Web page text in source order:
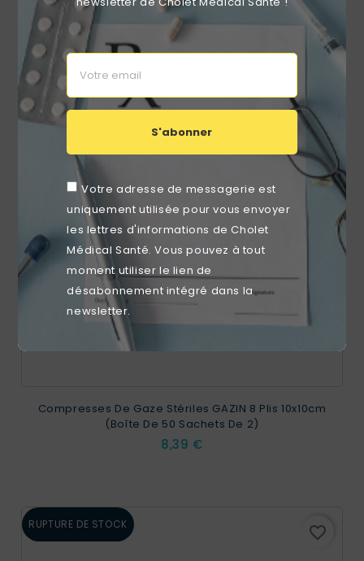
S'abonner
Votre adresse de messagerie est
uniquement utilisée pour vous envoyer
les lettres d'informations de Cholet
Médical Santé. Vous pouvez à tout
moment utiliser le lien de
désabonnement intégré dans la
newsletter.
Coton Cotopad 8x10cm (Sachet De 200)
favorite_border
Compresses De Gaze Stériles GAZIN 8 Plis 10x10cm
(Boîte De 50 Sachets De 2)
Prix
8,39 €
RUPTURE DE STOCK favorite_border